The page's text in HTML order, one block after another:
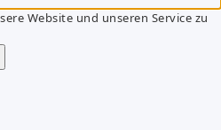
Website und unseren Service zu